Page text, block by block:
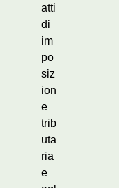
atti
di
im
po
siz
ion
e
trib
uta
ria
e